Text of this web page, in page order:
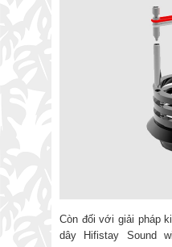
Còn đối với giải pháp
dây Hifistay Sound